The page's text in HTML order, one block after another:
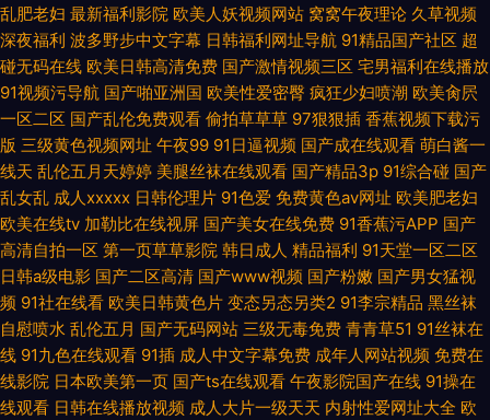
乱肥老妇 最新福利影院 欧美人妖视频网站 窝窝午夜理论 久草视频
深夜福利 波多野步中文字幕 日韩福利网址导航 91精品国产社区 超
碰无码在线 欧美日韩高清免费 国产激情视频三区 宅男福利在线播放
91视频污导航 国产啪亚洲国 欧美性爱密臀 疯狂少妇喷潮 欧美肏屄
一区二区 国产乱伦免费观看 偷拍草草草 97狠狠插 香蕉视频下载污
版 三级黄色视频网址 午夜99 91日逼视频 国产成在线观看 萌白酱一
线天 乱伦五月天婷婷 美腿丝袜在线观看 国产精品3p 91综合碰 国产
乱女乱 成人xxxxx 日韩伦理片 91色爱 免费黄色av网址 欧美肥老妇
欧美在线tv 加勒比在线视屏 国产美女在线免费 91香蕉污APP 国产
高清自拍一区 第一页草草影院 韩日成人 精品福利 91天堂一区二区
日韩a级电影 国产二区高清 国产www视频 国产粉嫩 国产男女猛视
频 91社在线看 欧美日韩黄色片 变态另态另类2 91李宗精品 黑丝袜
自慰喷水 乱伦五月 国产无码网站 三级无毒免费 青青草51 91丝袜在
线 91九色在线观看 91插 成人中文字幕免费 成年人网站视频 免费在
线影院 日本欧美第一页 国产ts在线观看 午夜影院国产在线 91操在
线观看 日韩在线播放视频 成人大片一级天天 内射性爱网址大全 欧